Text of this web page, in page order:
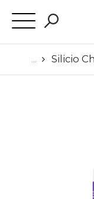
Silicio